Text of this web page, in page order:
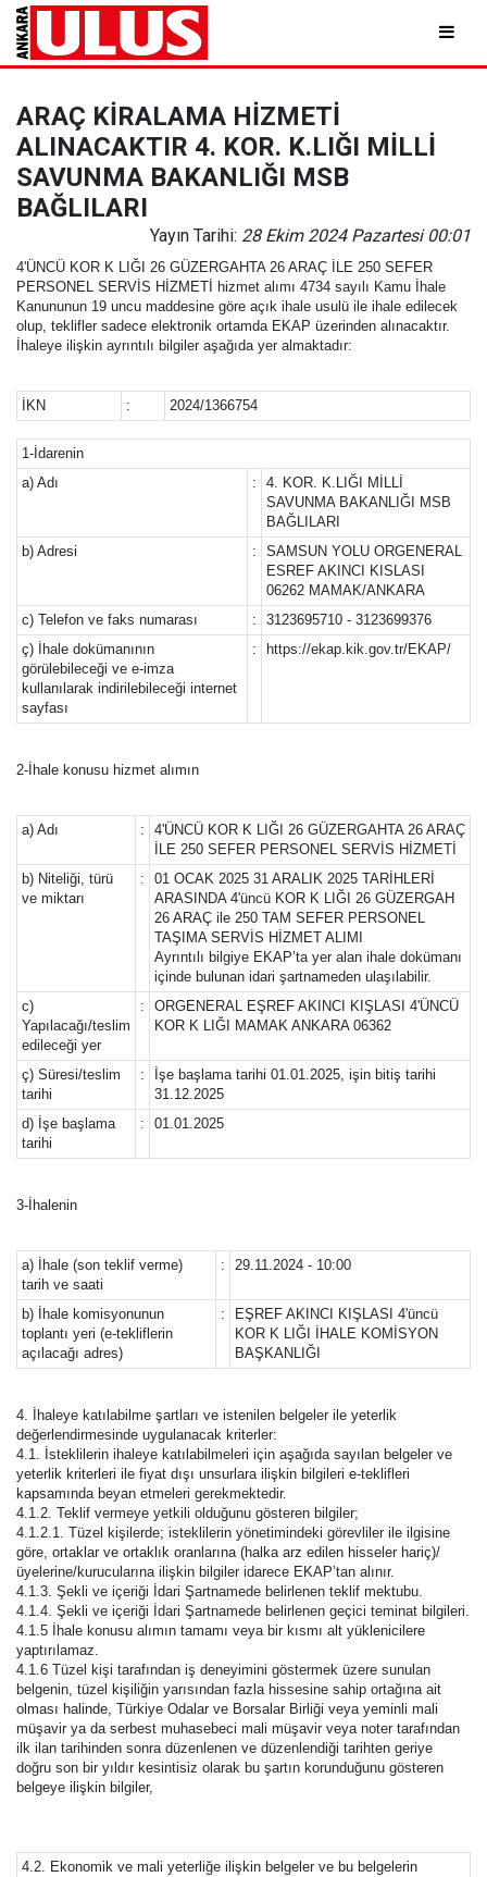
ARAÇ KİRALAMA HİZMETİ
ALINACAKTIR 4. KOR. K.LIĞI MİLLİ
SAVUNMA BAKANLIĞI MSB
BAĞLILARI
Yayın Tarihi: 28 Ekim 2024 Pazartesi 00:01
4'ÜNCÜ KOR K LIĞI 26 GÜZERGAHTA 26 ARAÇ İLE 250 SEFER
PERSONEL SERVİS HİZMETİ hizmet alımı 4734 sayılı Kamu İhale
Kanununun 19 uncu maddesine göre açık ihale usulü ile ihale edilecek
olup, teklifler sadece elektronik ortamda EKAP üzerinden alınacaktır.
İhaleye ilişkin ayrıntılı bilgiler aşağıda yer almaktadır:
İKN : 2024/1366754
1-İdarenin
a) Adı
:
4. KOR. K.LIĞI MİLLİ
SAVUNMA BAKANLIĞI MSB
BAĞLILARI
b) Adresi
:
SAMSUN YOLU ORGENERAL
ESREF AKINCI KISLASI
06262 MAMAK/ANKARA
c) Telefon ve faks numarası
:
3123695710 - 3123699376
ç) İhale dokümanının
görülebileceği ve e-imza
kullanılarak indirilebileceği internet
sayfası
: https://ekap.kik.gov.tr/EKAP/
2-İhale konusu hizmet alımın
a) Adı :
4'ÜNCÜ KOR K LIĞI 26 GÜZERGAHTA 26 ARAÇ
İLE 250 SEFER PERSONEL SERVİS HİZMETİ
b) Niteliği, türü
ve miktarı
:
01 OCAK 2025 31 ARALIK 2025 TARİHLERİ
ARASINDA 4'üncü KOR K LIĞI 26 GÜZERGAH
26 ARAÇ ile 250 TAM SEFER PERSONEL
TAŞIMA SERVİS HİZMET ALIMI
Ayrıntılı bilgiye EKAP’ta yer alan ihale dokümanı
içinde bulunan idari şartnameden ulaşılabilir.
c)
Yapılacağı/teslim
edileceği yer
:
ORGENERAL EŞREF AKINCI KIŞLASI 4'ÜNCÜ
KOR K LIĞI MAMAK ANKARA 06362
ç) Süresi/teslim
tarihi
:
İşe başlama tarihi 01.01.2025, işin bitiş tarihi
31.12.2025
d) İşe başlama
tarihi
: 01.01.2025
3-İhalenin
a) İhale (son teklif verme)
tarih ve saati
: 29.11.2024 - 10:00
b) İhale komisyonunun
toplantı yeri (e-tekliflerin
açılacağı adres)
:
EŞREF AKINCI KIŞLASI 4'üncü
KOR K LIĞI İHALE KOMİSYON
BAŞKANLIĞI
4. İhaleye katılabilme şartları ve istenilen belgeler ile yeterlik
değerlendirmesinde uygulanacak kriterler:
4.1. İsteklilerin ihaleye katılabilmeleri için aşağıda sayılan belgeler ve
yeterlik kriterleri ile fiyat dışı unsurlara ilişkin bilgileri e-teklifleri
kapsamında beyan etmeleri gerekmektedir.
4.1.2. Teklif vermeye yetkili olduğunu gösteren bilgiler;
4.1.2.1. Tüzel kişilerde; isteklilerin yönetimindeki görevliler ile ilgisine
göre, ortaklar ve ortaklık oranlarına (halka arz edilen hisseler hariç)/
üyelerine/kurucularına ilişkin bilgiler idarece EKAP’tan alınır.
4.1.3. Şekli ve içeriği İdari Şartnamede belirlenen teklif mektubu.
4.1.4. Şekli ve içeriği İdari Şartnamede belirlenen geçici teminat bilgileri.
4.1.5 İhale konusu alımın tamamı veya bir kısmı alt yüklenicilere
yaptırılamaz.
4.1.6 Tüzel kişi tarafından iş deneyimini göstermek üzere sunulan
belgenin, tüzel kişiliğin yarısından fazla hissesine sahip ortağına ait
olması halinde, Türkiye Odalar ve Borsalar Birliği veya yeminli mali
müşavir ya da serbest muhasebeci mali müşavir veya noter tarafından
ilk ilan tarihinden sonra düzenlenen ve düzenlendiği tarihten geriye
doğru son bir yıldır kesintisiz olarak bu şartın korunduğunu gösteren
belgeye ilişkin bilgiler,
4.2. Ekonomik ve mali yeterliğe ilişkin belgeler ve bu belgelerin